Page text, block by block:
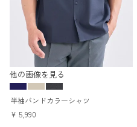
他の画像を見る
半袖バンドカラーシャツ
¥ 5,990